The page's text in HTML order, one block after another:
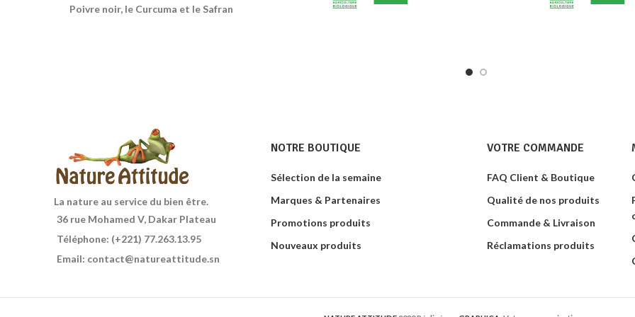
Poivre noir, le Curcuma et le Safran
La nature au service du bien être.
36 rue Mohamed V, Dakar Plateau
Téléphone: (+221) 77.263.13.95
Email: contact@natureattitude.sn
NOTRE BOUTIQUE
Sélection de la semaine
Marques & Partenaires
Promotions produits
Nouveaux produits
VOTRE COMMANDE
FAQ Client & Boutique
Qualité de nos produits
Commande & Livraison
Réclamations produits